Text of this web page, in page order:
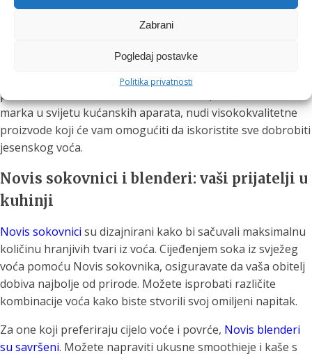
Zabrani
Pogledaj postavke
Politika privatnosti
Kako unositi vitamine na ukusan način
način da unesete potrebne vitamine, već i zabavan proces
koji možete dijeliti s obitelji i prijateljima. U tome vam mogu
pomoći Novis sokovnici i blenderi. Novis, renomirana
marka u svijetu kućanskih aparata, nudi visokokvalitetne
proizvode koji će vam omogućiti da iskoristite sve dobrobiti
jesenskog voća.
Novis sokovnici i blenderi: vaši prijatelji u
kuhinji
Novis sokovnici su dizajnirani kako bi sačuvali maksimalnu
količinu hranjivih tvari iz voća. Cijeđenjem soka iz svježeg
voća pomoću Novis sokovnika, osiguravate da vaša obitelj
dobiva najbolje od prirode. Možete isprobati različite
kombinacije voća kako biste stvorili svoj omiljeni napitak.
Za one koji preferiraju cijelo voće i povrće, Novis blenderi
su savršeni. Možete napraviti ukusne smoothieje i kaše s